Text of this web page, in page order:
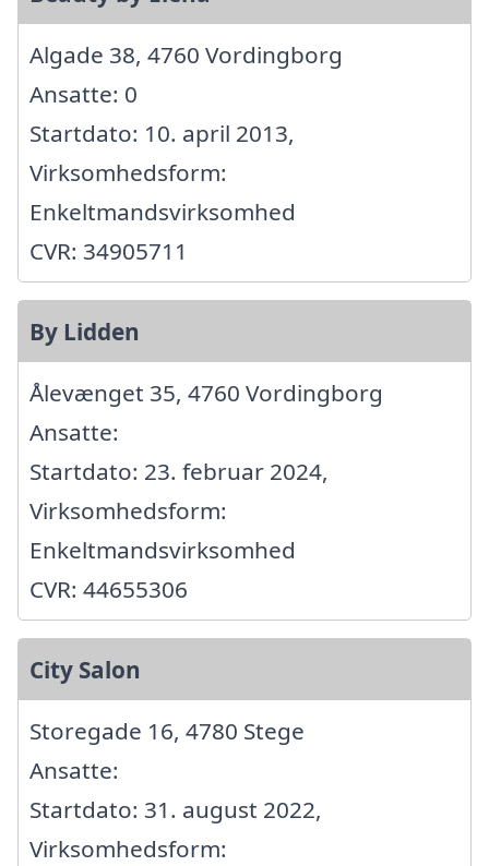
Algade 38, 4760 Vordingborg
Ansatte: 0
Startdato: 10. april 2013,
Virksomhedsform:
Enkeltmandsvirksomhed
CVR: 34905711
By Lidden
Ålevænget 35, 4760 Vordingborg
Ansatte:
Startdato: 23. februar 2024,
Virksomhedsform:
Enkeltmandsvirksomhed
CVR: 44655306
City Salon
Storegade 16, 4780 Stege
Ansatte:
Startdato: 31. august 2022,
Virksomhedsform: